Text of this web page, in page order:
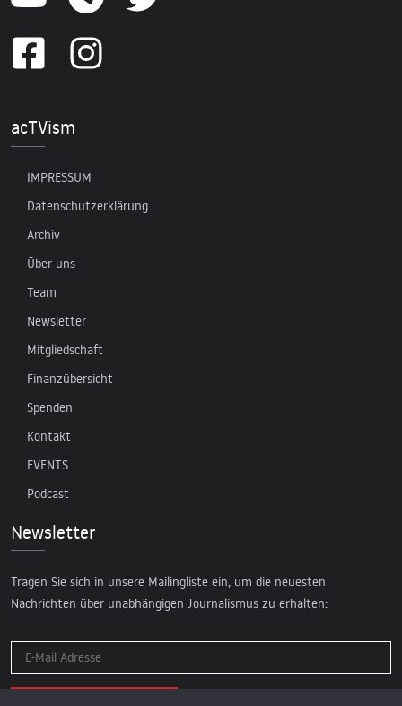
acTVism
IMPRESSUM
Datenschutzerklärung
Archiv
Über uns
Team
Newsletter
Mitgliedschaft
Finanzübersicht
Spenden
Kontakt
EVENTS
Podcast
Newsletter
Tragen Sie sich in unsere Mailingliste ein, um die neuesten
Nachrichten über unabhängigen Journalismus zu erhalten: